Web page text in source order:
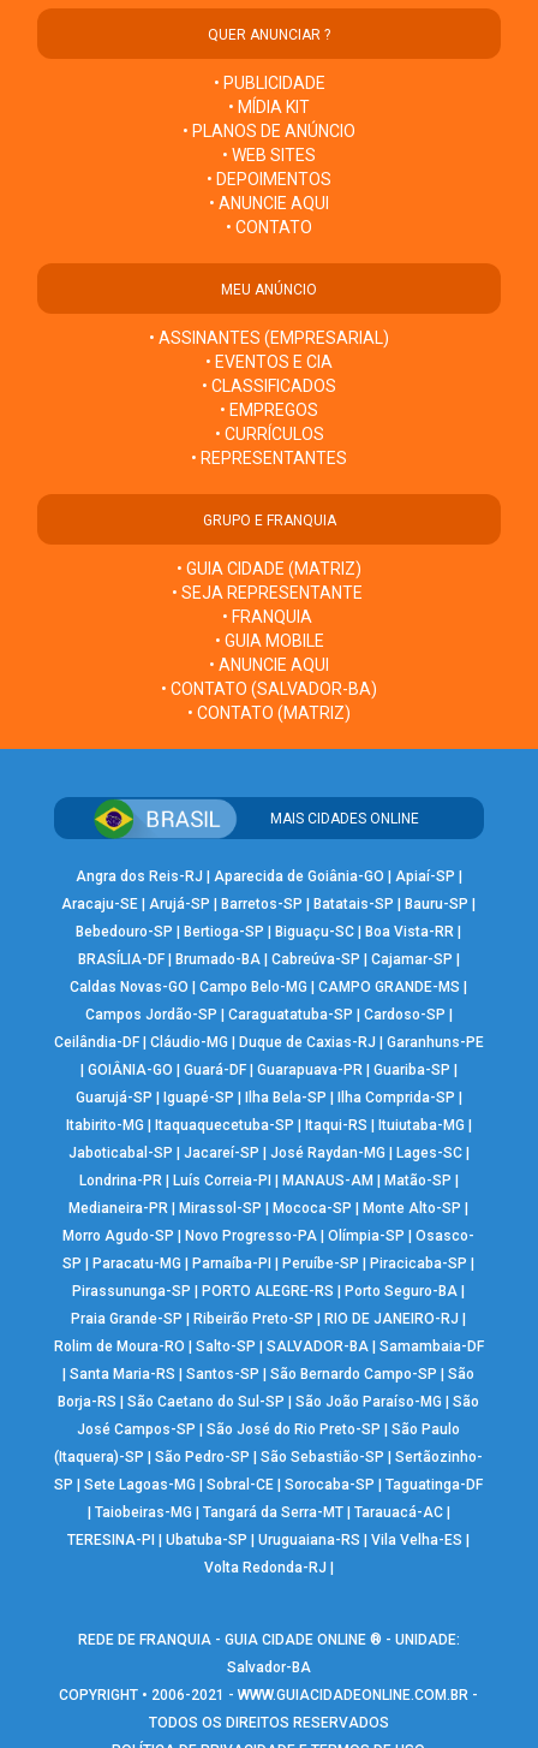
QUER ANUNCIAR ?
• PUBLICIDADE
• MÍDIA KIT
• PLANOS DE ANÚNCIO
• WEB SITES
• DEPOIMENTOS
• ANUNCIE AQUI
• CONTATO
MEU ANÚNCIO
• ASSINANTES (EMPRESARIAL)
• EVENTOS E CIA
• CLASSIFICADOS
• EMPREGOS
• CURRÍCULOS
• REPRESENTANTES
GRUPO E FRANQUIA
• GUIA CIDADE (MATRIZ)
• SEJA REPRESENTANTE
• FRANQUIA
• GUIA MOBILE
• ANUNCIE AQUI
• CONTATO (SALVADOR-BA)
• CONTATO (MATRIZ)
MAIS CIDADES ONLINE
Angra dos Reis-RJ Aparecida de Goiânia-GO Apiaí-SP
Aracaju-SE |Arujá-SP Barretos-SP Batatais-SP Bauru-SP
Bebedouro-SP
Bertioga-SP Biguaçu-SC Boa Vista-RR
BRASÍLIA-DF| Brumado-BA| Cabreúva-SP Cajamar-SP
Caldas Novas-GO
|Campo Belo-MG |CAMPO GRANDE-MS
Campos Jordão-SP
Caraguatatuba-SP Cardoso-SP
Ceilândia-DF| Cláudio-MG Duque de Caxias-RJ
Garanhuns-PE
GOIÂNIA-GO Guará-DF| Guarapuava-PR| Guariba-SP
Guarujá-SP
Iguapé-SP Ilha Bela-SP Ilha Comprida-SP
Itabirito-MG
Itaquaquecetuba-SP Itaqui-RS Ituiutaba-MG
Jaboticabal-SP
Jacareí-SP José Raydan-MG Lages-SC|
Londrina-PR| Luís Correia-PI MANAUS-AM Matão-SP
Medianeira-PR
Mirassol-SP Mococa-SP Monte Alto-SP
Morro Agudo-SP
Novo Progresso-PA |Olímpia-SP |Osasco-
SP
Paracatu-MG Parnaíba-PI Peruíbe-SP Piracicaba-SP
Pirassununga-SP
PORTO ALEGRE-RS Porto Seguro-BA
Praia Grande-SP
Ribeirão Preto-SP RIO DE JANEIRO-RJ
Rolim de Moura-RO
Salto-SP SALVADOR-BA| Samambaia-DF
|Santa Maria-RS |Santos-SP |São Bernardo Campo-SP |São
Borja-RS
|São Caetano do Sul-SP |São João Paraíso-MG |São
José Campos-SP
|São José do Rio Preto-SP |São Paulo
(Itaquera)-SP
|São Pedro-SP |São Sebastião-SP |Sertãozinho-
SP
|Sete Lagoas-MG |Sobral-CE |Sorocaba-SP |Taguatinga-DF
Taiobeiras-MG Tangará da Serra-MT| Tarauacá-AC|
TERESINA-PI
|Ubatuba-SP |Uruguaiana-RS |Vila Velha-ES
Volta Redonda-RJ
REDE DE FRANQUIA - GUIA CIDADE ONLINE ® - UNIDADE:
Salvador-BA
COPYRIGHT • 2006-2021 -WWW.GUIACIDADEONLINE.COM.BR -
TODOS OS DIREITOS RESERVADOS